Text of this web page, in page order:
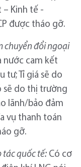
– Kinh tế -
được tháo gỡ.
chuyển đổi ngoại
nước cam kết
tư; Tỉ giá sẽ do
sẽ do thị trường
lãnh/bảo đảm
vụ thanh toán
gỡ.
tác quốc tế: Có cơ